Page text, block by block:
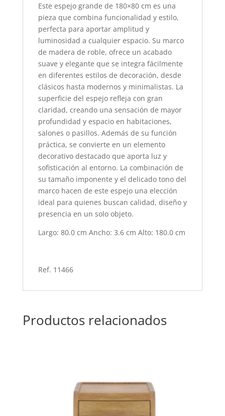
Este espejo grande de 180×80 cm es una
pieza que combina funcionalidad y estilo,
perfecta para aportar amplitud y
luminosidad a cualquier espacio. Su marco
de madera de roble, ofrece un acabado
suave y elegante que se integra fácilmente
en diferentes estilos de decoración, desde
clásicos hasta modernos y minimalistas. La
superficie del espejo refleja con gran
claridad, creando una sensación de mayor
profundidad y espacio en habitaciones,
salones o pasillos. Además de su función
práctica, se convierte en un elemento
decorativo destacado que aporta luz y
sofisticación al entorno. La combinación de
su tamaño imponente y el delicado tono del
marco hacen de este espejo una elección
ideal para quienes buscan calidad, diseño y
presencia en un solo objeto.
Largo: 80.0 cm Ancho: 3.6 cm Alto: 180.0 cm
Ref. 11466
Productos relacionados